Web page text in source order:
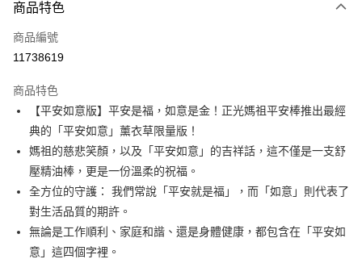
全家線上支付
超商取貨付款
運送方式
全家取貨付款
免運費
常溫-付款後全家取貨
免運費
商品特色
商品編號
11738619
商品特色
【平安如意版】平安是福，如意是金！正光媽祖平安棒推出最經
典的「平安如意」薰衣草限量版！
媽祖的慈悲笑顏，以及「平安如意」的吉祥話，這不僅是一支舒
壓精油棒，更是一份溫柔的祝福。
全方位的守護： 我們常說「平安就是福」，而「如意」則代表了
對生活品質的期許。
無論是工作順利、家庭和諧、還是身體健康，都包含在「平安如
意」這四個字裡。